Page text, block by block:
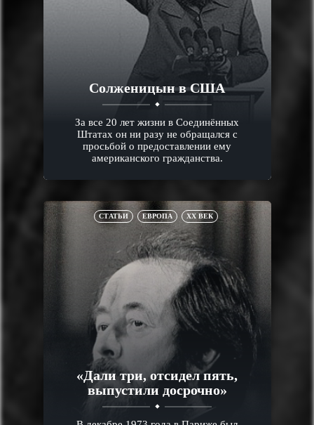
Солженицын в США
За все 20 лет жизни в Соединённых
Штатах он ни разу не обращался с
просьбой о предоставлении ему
американского гражданства.
СТАТЬИ ЕВРОПА XX ВЕК
«Дали три, отсидел пять,
выпустили досрочно»